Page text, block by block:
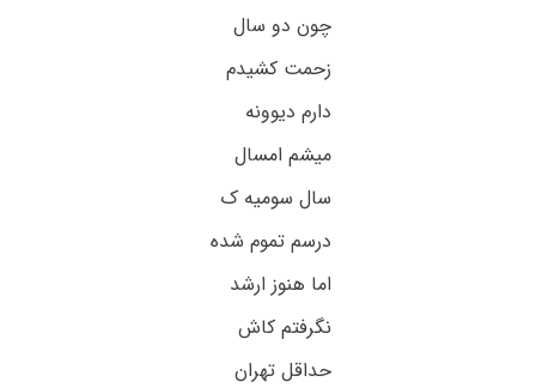
چون دو سال
زحمت کشیدم
دارم دیوونه
میشم امسال
سال سومیه ک
درسم تموم شده
اما هنوز ارشد
نگرفتم کاش
حداقل تهران